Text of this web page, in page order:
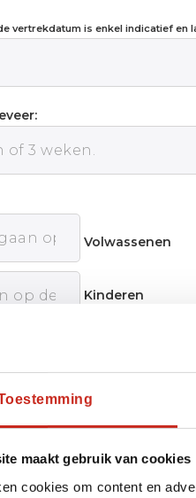
maakt gebruik van cookies
cookies om content en
vertrekdatum is enkel indicatief en
Volwassenen
Kinderen